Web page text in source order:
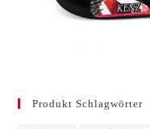
Produkt Schlagwörter